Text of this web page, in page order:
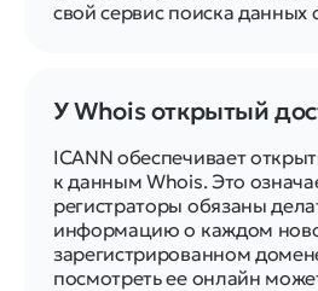
свой сервис поиска данных
У Whois открытый
ICANN обеспечивает
к данным Whois. Это
регистраторы обязаны
информацию о каждом
зарегистрированном
посмотреть ее онлайн